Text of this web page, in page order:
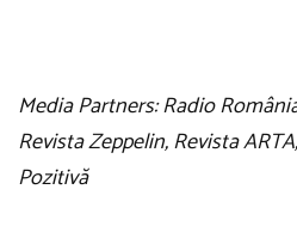
Media Partners: Radio
Revista Zeppelin, Revista
Pozitivă